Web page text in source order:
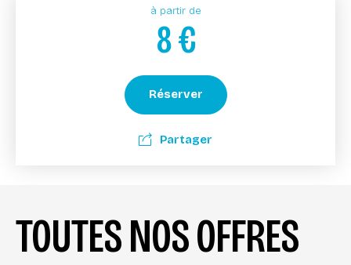
à partir de
8€
Réserver
Partager
TOUTES NOS OFFRES